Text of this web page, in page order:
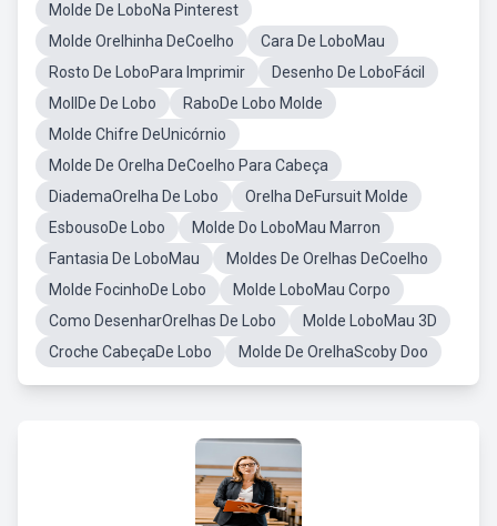
Molde De LoboNa Pinterest
Molde Orelhinha DeCoelho
Cara De LoboMau
Rosto De LoboPara Imprimir
Desenho De LoboFácil
MollDe De Lobo
RaboDe Lobo Molde
Molde Chifre DeUnicórnio
Molde De Orelha DeCoelho Para Cabeça
DiademaOrelha De Lobo
Orelha DeFursuit Molde
EsbousoDe Lobo
Molde Do LoboMau Marron
Fantasia De LoboMau
Moldes De Orelhas DeCoelho
Molde FocinhoDe Lobo
Molde LoboMau Corpo
Como DesenharOrelhas De Lobo
Molde LoboMau 3D
Croche CabeçaDe Lobo
Molde De OrelhaScoby Doo